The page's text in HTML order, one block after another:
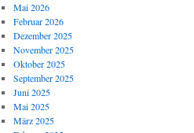
Mai 2026
Februar 2026
Dezember 2025
November 2025
Oktober 2025
September 2025
Juni 2025
Mai 2025
März 2025